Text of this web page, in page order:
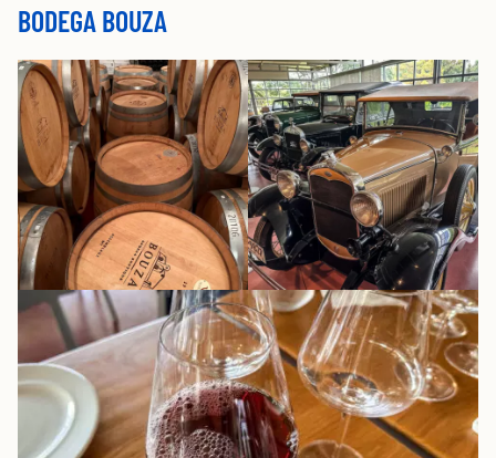
BODEGA BOUZA